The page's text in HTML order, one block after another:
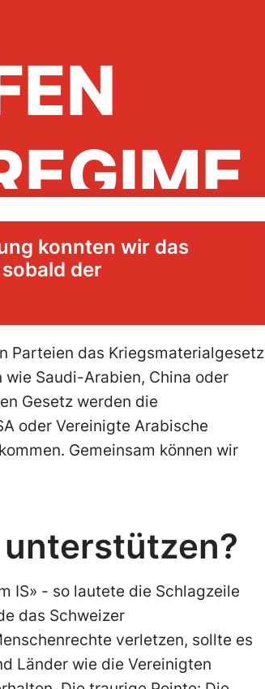
konnten wir das
der
Parteien das Kriegsmaterialgesetz
Saudi-Arabien, China oder
Gesetz werden die
oder Vereinigte Arabische
Gemeinsam können wir
IS» - so lautete die Schlagzeile
das Schweizer
verletzen, sollte es
Länder wie die Vereinigten